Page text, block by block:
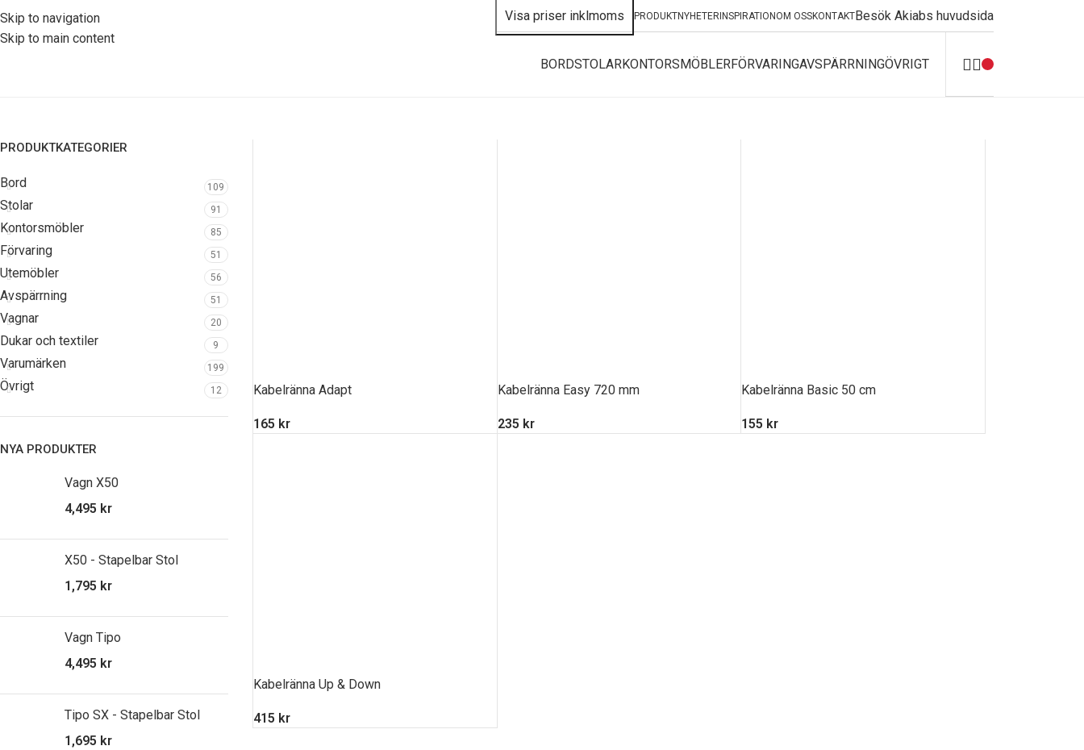
Skip to navigation
Skip to main content
PRODUKTNYHETERINSPIRATIONOM OSSKONTAKTBesök Akiabs huvudsida
BORDSTOLARKONTORSMÖBLERFÖRVARINGAVSPÄRRNINGÖVRIGT
PRODUKTKATEGORIER
Bord 109
Stolar 91
Kontorsmöbler 85
Förvaring 51
Utemöbler 56
Avspärrning 51
Vagnar 20
Dukar och textiler 9
Varumärken 199
Övrigt 12
NYA PRODUKTER
Vagn X50
4,495 kr
X50 - Stapelbar Stol
1,795 kr
Vagn Tipo
4,495 kr
Tipo SX - Stapelbar Stol
1,695 kr
Kabelränna Adapt
165 kr
Kabelränna Easy 720 mm
235 kr
Kabelränna Basic 50 cm
155 kr
Kabelränna Up & Down
415 kr